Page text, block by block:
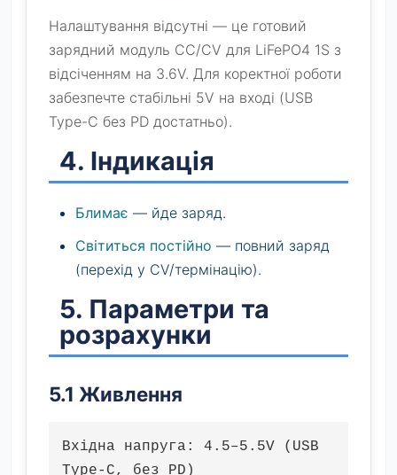
Налаштування відсутні — це готовий
зарядний модуль CC/CV для LiFePO4 1S з
відсіченням на 3.6V. Для коректної роботи
забезпечте стабільні 5V на вході (USB
Type-C без PD достатньо).
4. Індикація
Блимає — йде заряд.
Світиться постійно — повний заряд
(перехід у CV/термінацію).
5. Параметри та
розрахунки
5.1 Живлення
Вхідна напруга: 4.5–5.5V (USB
Type-C, без PD)